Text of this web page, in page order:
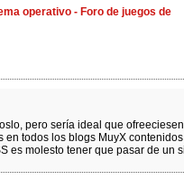
operativo - Foro de juegos de
pero sería ideal que
en todos los blogs MuyX
es molesto tener que pasar de un